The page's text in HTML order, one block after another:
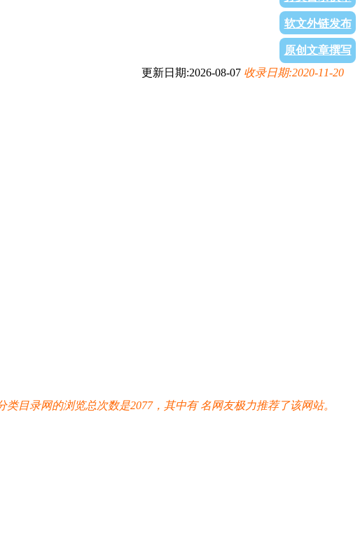
软文外链发布
原创文章撰写
更新日期:2026-08-07 收录日期:2020-11-20
目录网的浏览总次数是2077，其中有名网友极力推荐了该网站。